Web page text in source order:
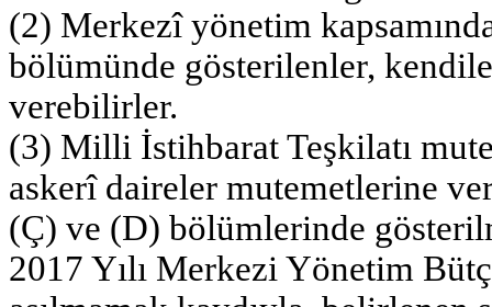
(2) Merkezî yönetim
bölümünde gösterilenler,
verebilirler.
(3) Milli İstihbarat Teşkilatı
askerî daireler mutemetlerine
(Ç) ve (D) bölümlerinde
2017 Yılı Merkezi Yönetim